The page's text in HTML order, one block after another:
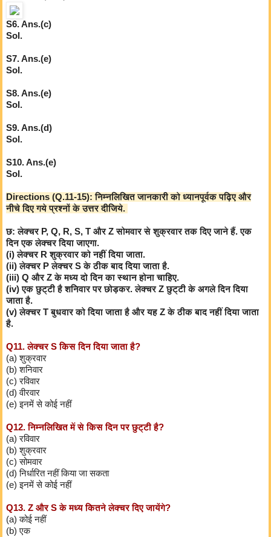
S6. Ans.(c)
Sol.
S7. Ans.(e)
Sol.
S8. Ans.(e)
Sol.
S9. Ans.(d)
Sol.
S10. Ans.(e)
Sol.
Directions (Q.11-15): निम्नलिखित जानकारी को ध्यानपूर्वक पढ़िए और
नीचे दिए गये प्रश्नों के उत्तर दीजिये.
छ: लेक्चर P, Q, R, S, T और Z सोमवार से शुक्रवार तक दिए जाने हैं. एक
दिन एक लेक्चर दिया जाएगा.
(i) लेक्चर R शुक्रवार को नहीं दिया जाता.
(ii) लेक्चर P लेक्चर S के ठीक बाद दिया जाता है.
(iii) Q और Z के मध्य दो दिन का स्थान होना चाहिए.
(iv) एक छुट्टी है शनिवार पर छोड़कर. लेक्चर Z छुट्टी के अगले दिन दिया
जाता है.
(v) लेक्चर T बुधवार को दिया जाता है और यह Z के ठीक बाद नहीं दिया जाता
है.
Q11. लेक्चर S किस दिन दिया जाता है?
(a) शुक्रवार
(b) शनिवार
(c) रविवार
(d) वीरवार
(e) इनमें से कोई नहीं
Q12. निम्नलिखित में से किस दिन पर छुट्टी है?
(a) रविवार
(b) शुक्रवार
(c) सोमवार
(d) निर्धारित नहीं किया जा सकता
(e) इनमें से कोई नहीं
Q13. Z और S के मध्य कितने लेक्चर दिए जायेंगे?
(a) कोई नहीं
(b) एक